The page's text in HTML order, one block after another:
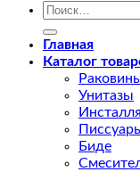
Искать:
Главная
Каталог
Унитазы
Биде